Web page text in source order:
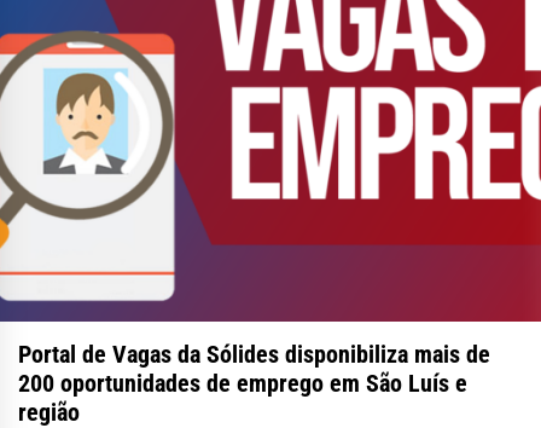
Portal de Vagas da Sólides disponibiliza mais de
200 oportunidades de emprego em São Luís e
região